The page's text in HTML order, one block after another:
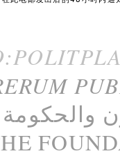
والحكومة